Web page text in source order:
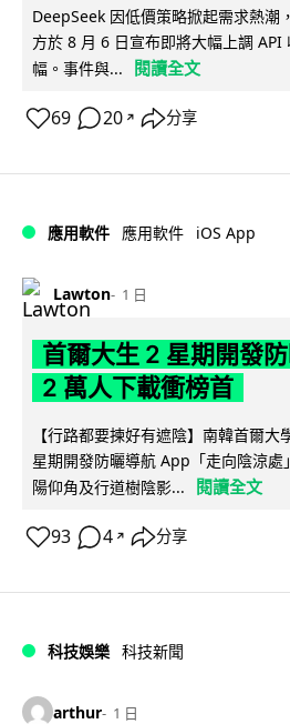
DeepSeek 因低價策略掀起需求熱潮
方於 8 月 6 日宣布即將大幅上調 API
幅。事件與...
閱讀全文
69 20 ↗ 分享
應用軟件 應用軟件 iOS App
Lawton 1 日
首爾大生 2 星期開發
2 萬人下載衝榜首
【行路都要揀好有遮陰】南韓首爾
星期開發防曬導航 App「走向陰涼
陽仰角及行道樹陰影...
閱讀全文
93 4 ↗ 分享
科技娛樂 科技新聞
arthur 1 日